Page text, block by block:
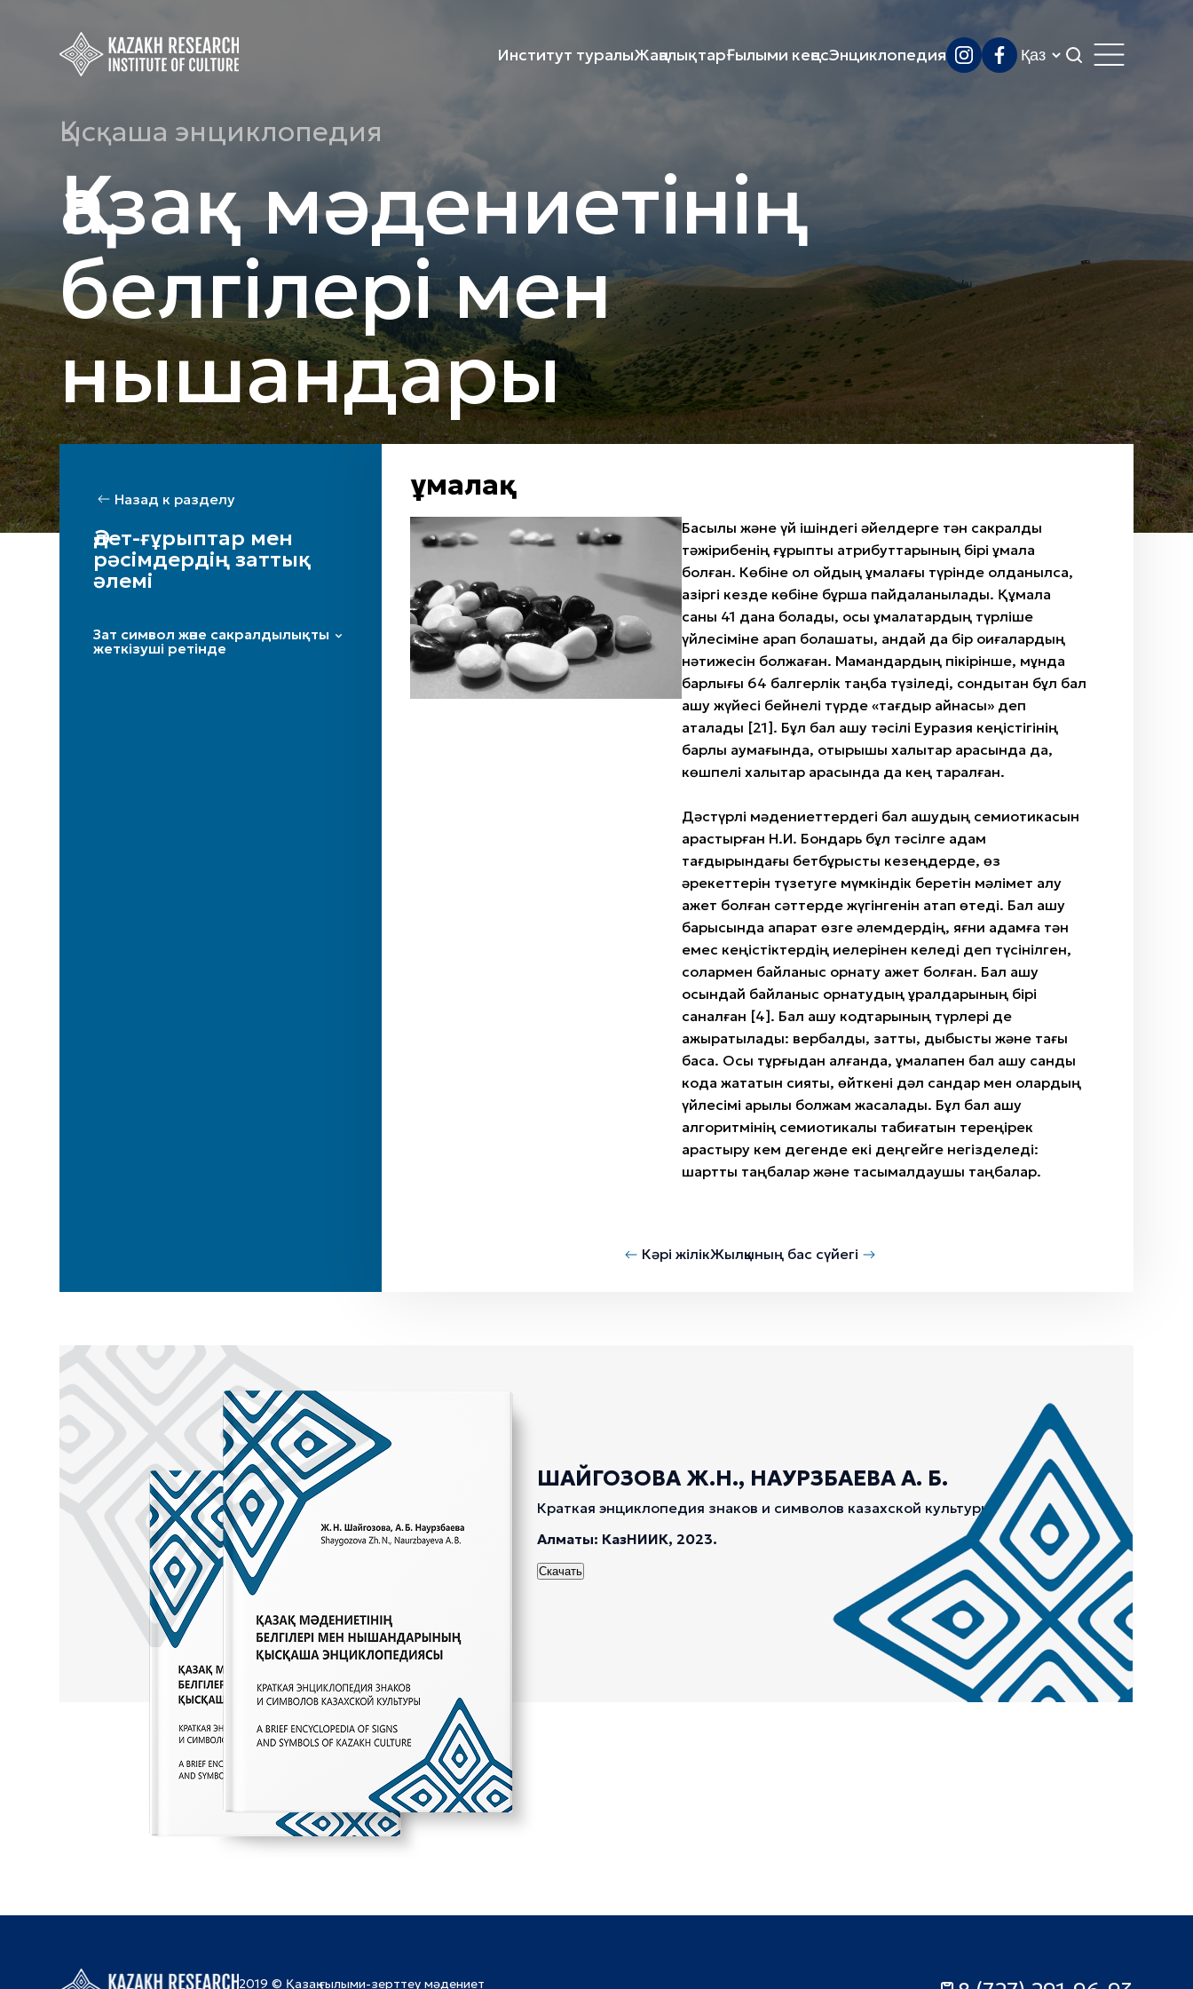
Институт туралыЖаңалықтарҒылыми кеңесЭнциклопедия
Қысқаша энциклопедия
Қазақ мәдениетінің
белгілері мен
нышандары
Назад к разделу
Әдет-ғұрыптар мен
рәсімдердің заттық
әлемі
Зат символ және сакралдылықты
жеткізуші ретінде
Құмалақ
Бақсылық және үй ішіндегі әйелдерге тән сакралды
тәжірибенің ғұрыптық атрибуттарының бірі құмалақ
болған. Көбіне ол қойдың құмалағы түрінде қолданылса,
қазіргі кезде көбіне бұршақ пайдаланылады. Құмалақ
саны 41 дана болады, осы құмалақтардың түрліше
үйлесіміне қарап болашақты, қандай да бір оқиғалардың
нәтижесін болжаған. Мамандардың пікірінше, мұнда
барлығы 64 балгерлік таңба түзіледі, сондықтан бұл бал
ашу жүйесі бейнелі түрде «тағдыр айнасы» деп
аталады [21]. Бұл бал ашу тәсілі Еуразия кеңістігінің
барлық аумағында, отырықшы халықтар арасында да,
көшпелі халықтар арасында да кең таралған.
Дәстүрлі мәдениеттердегі бал ашудың семиотикасын
қарастырған Н.И. Бондарь бұл тәсілге адам
тағдырындағы бетбұрысты кезеңдерде, өз
әрекеттерін түзетуге мүмкіндік беретін мәлімет алу
қажет болған сәттерде жүгінгенін атап өтеді. Бал ашу
барысында ақпарат өзге әлемдердің, яғни адамға тән
емес кеңістіктердің иелерінен келеді деп түсінілген,
солармен байланыс орнату қажет болған. Бал ашу
осындай байланыс орнатудың құралдарының бірі
саналған [4]. Бал ашу кодтарының түрлері де
ажыратылады: вербалды, заттық, дыбыстық және тағы
басқа. Осы тұрғыдан алғанда, құмалақпен бал ашу сандық
кодқа жататын сияқты, өйткені дәл сандар мен олардың
үйлесімі арқылы болжам жасалады. Бұл бал ашу
алгоритмінің семиотикалық табиғатын тереңірек
қарастыру кем дегенде екі деңгейге негізделеді:
шартты таңбалар және тасымалдаушы таңбалар.
Кәрі жілікЖылқының бас сүйегі
ШАЙГОЗОВА Ж.Н., НАУРЗБАЕВА А. Б.
Краткая энциклопедия знаков и символов казахской культуры.
Алматы: КазНИИК, 2023.
Скачать
2019 © Қазақ ғылыми-зерттеу мәдениет